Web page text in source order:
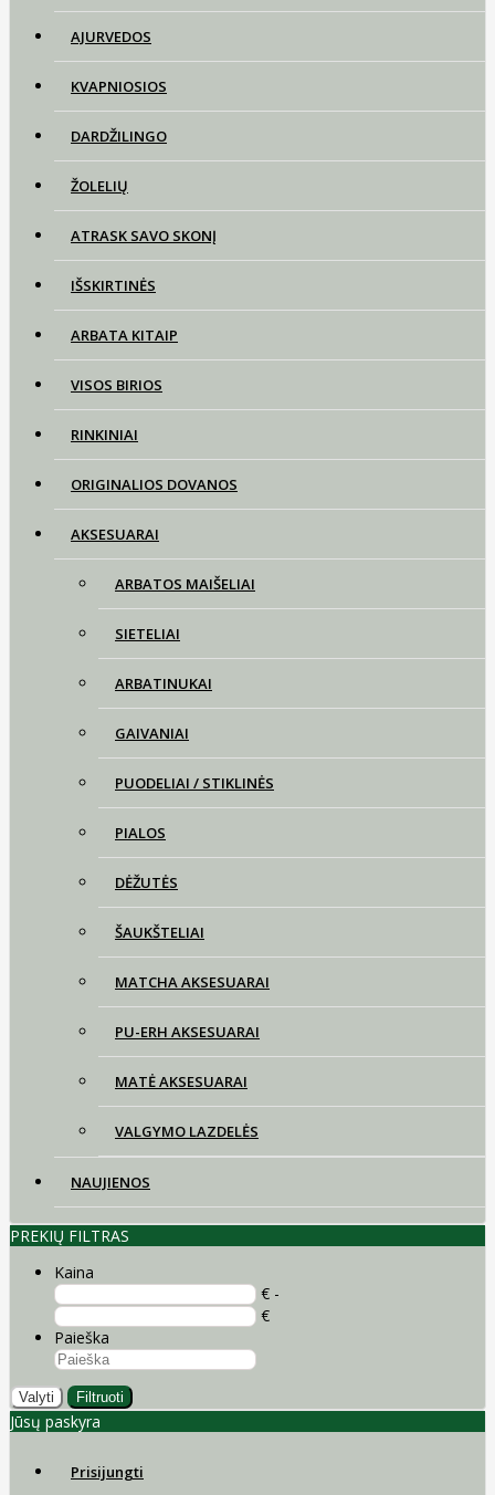
AJURVEDOS
KVAPNIOSIOS
DARDŽILINGO
ŽOLELIŲ
ATRASK SAVO SKONĮ
IŠSKIRTINĖS
ARBATA KITAIP
VISOS BIRIOS
RINKINIAI
ORIGINALIOS DOVANOS
AKSESUARAI
ARBATOS MAIŠELIAI
SIETELIAI
ARBATINUKAI
GAIVANIAI
PUODELIAI / STIKLINĖS
PIALOS
DĖŽUTĖS
ŠAUKŠTELIAI
MATCHA AKSESUARAI
PU-ERH AKSESUARAI
MATĖ AKSESUARAI
VALGYMO LAZDELĖS
NAUJIENOS
PREKIŲ FILTRAS
Kaina
€ -
€
Paieška
Valyti Filtruoti
Jūsų paskyra
Prisijungti